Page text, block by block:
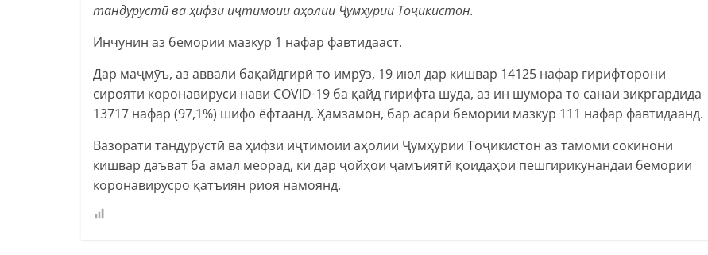
тандурустӣ ва ҳифзи иҷтимоии аҳолии Ҷумҳурии Тоҷикистон.
Инчунин аз бемории мазкур 1 нафар фавтидааст.
Дар маҷмӯъ, аз аввали бақайдгирӣ то имрӯз, 19 июл дар кишвар 14125 нафар гирифторони
сирояти коронавируси нави COVID-19 ба қайд гирифта шуда, аз ин шумора то санаи зикргардида
13717 нафар (97,1%) шифо ёфтаанд. Ҳамзамон, бар асари бемории мазкур 111 нафар фавтидаанд.
Вазорати тандурустӣ ва ҳифзи иҷтимоии аҳолии Ҷумҳурии Тоҷикистон аз тамоми сокинони
кишвар даъват ба амал меорад, ки дар ҷойҳои ҷамъиятӣ қоидаҳои пешгирикунандаи бемории
коронавирусро қатъиян риоя намоянд.